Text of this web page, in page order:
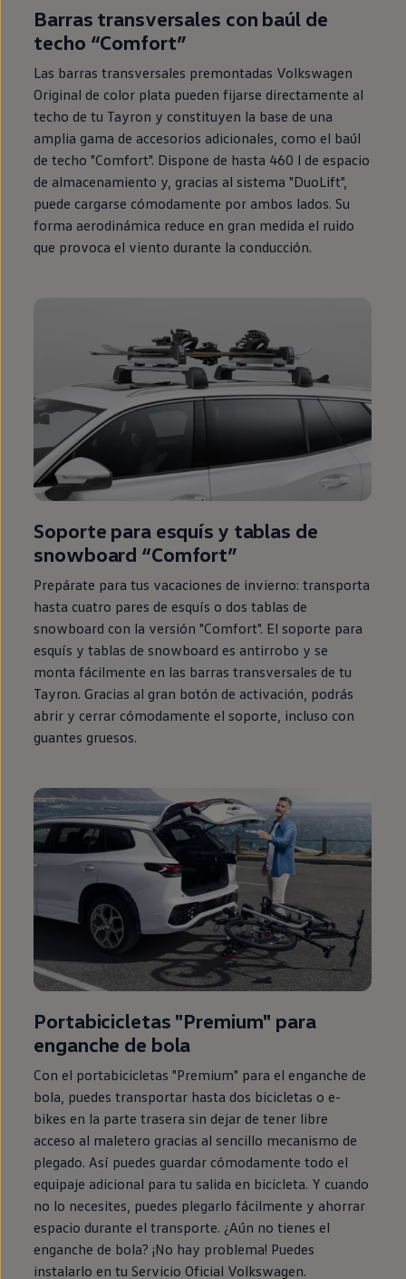
Barras transversales con baúl de
techo “Comfort”
Las barras transversales premontadas Volkswagen
Original de color plata pueden fijarse directamente al
techo de tu Tayron y constituyen la base de una
amplia gama de accesorios adicionales, como el baúl
de techo "Comfort". Dispone de hasta 460 l de espacio
de almacenamiento y, gracias al sistema "DuoLift",
puede cargarse cómodamente por ambos lados. Su
forma aerodinámica reduce en gran medida el ruido
que provoca el viento durante la conducción.
Soporte para esquís y tablas de
snowboard “Comfort”
Prepárate para tus vacaciones de invierno: transporta
hasta cuatro pares de esquís o dos tablas de
snowboard con la versión "Comfort". El soporte para
esquís y tablas de snowboard es antirrobo y se
monta fácilmente en las barras transversales de tu
Tayron. Gracias al gran botón de activación, podrás
abrir y cerrar cómodamente el soporte, incluso con
guantes gruesos.
Portabicicletas "Premium" para
enganche de bola
Con el portabicicletas "Premium" para el enganche de
bola, puedes transportar hasta dos bicicletas o e-
bikes en la parte trasera sin dejar de tener libre
acceso al maletero gracias al sencillo mecanismo de
plegado. Así puedes guardar cómodamente todo el
equipaje adicional para tu salida en bicicleta. Y cuando
no lo necesites, puedes plegarlo fácilmente y ahorrar
espacio durante el transporte. ¿Aún no tienes el
enganche de bola? ¡No hay problema! Puedes
instalarlo en tu Servicio Oficial Volkswagen.